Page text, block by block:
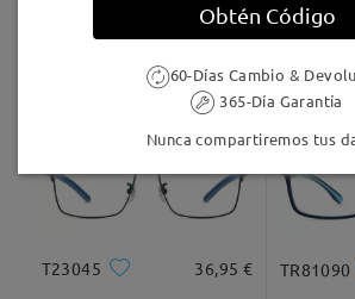
No son cristales graduados de ese
y los de color van encima con clip
Luis Carlos on Jun 17 , 2026
Leer todos los
8,00 € TR55132
T23045 36,95 € TR81090
Obtén Código
60-Días Cambio &
365-Día Garantía
Nunca compartiremos tus